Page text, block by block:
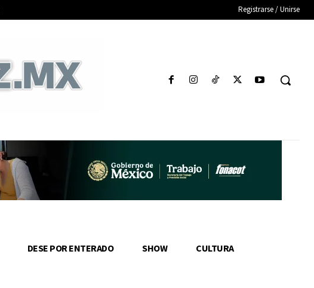
Registrarse / Unirse
DESE POR ENTERADO SHOW CULTURA